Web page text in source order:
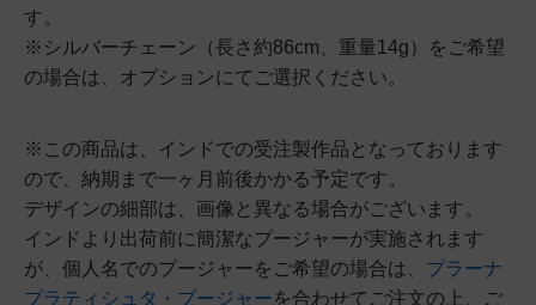
す。
※シルバーチェーン（長さ約86cm、重量14g）をご希望
の場合は、オプションにてご選択ください。
※この商品は、インドでの受注製作品となっております
ので、納期まで一ヶ月前後かかる予定です。
デザインの細部は、画像と異なる場合がございます。
インドより出荷前に簡潔なプージャーが実施されます
が、個人名でのプージャーをご希望の場合は、 プラーナ
プラティシュタ・プージャーを合わせてご注文の上、ご